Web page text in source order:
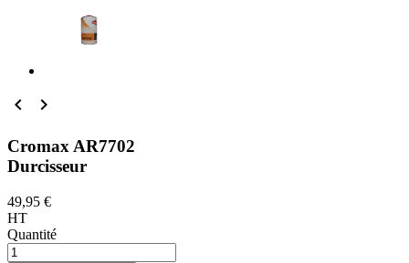
 
Cromax AR7702
Durcisseur
49,95 €
HT
Quantité